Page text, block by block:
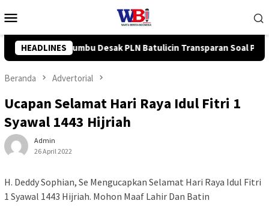
ke
Mobile
HEADLINES
Transparan Soal Pemadaman Listrik Bergilir Sinergi
Beranda Advertorial
Ucapan Selamat Hari Raya Idul Fitri 1
Syawal 1443 Hijriah
Admin
26 April 2022
H. Deddy Sophian, Se Mengucapkan Selamat Hari Raya Idul Fitri
1 Syawal 1443 Hijriah. Mohon Maaf Lahir Dan Batin